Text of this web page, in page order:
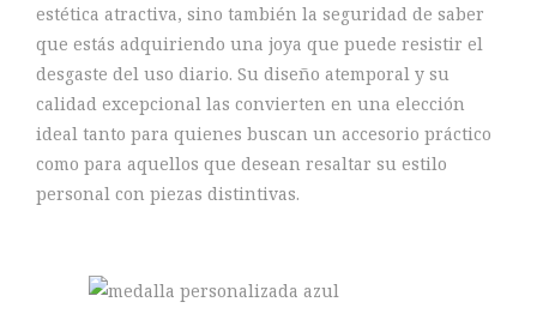
estética atractiva, sino también la seguridad de saber
que estás adquiriendo una joya que puede resistir el
desgaste del uso diario. Su diseño atemporal y su
calidad excepcional las convierten en una elección
ideal tanto para quienes buscan un accesorio práctico
como para aquellos que desean resaltar su estilo
personal con piezas distintivas.